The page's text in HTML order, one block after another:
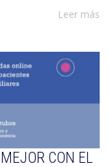
Leer más
CON EL